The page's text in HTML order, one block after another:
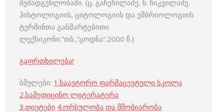
შემადგენლობაში. (ც. გაჩეჩილაძე, ნ. ჩიკვილაძე.
ჰისტოლოგიის, ციტოლოგიის და ემბრიოლოგიის
ტერმინთა განმარტებითი
ლექსიკონი.”თბ.,”ცოდნა”.2000 წ.)
გაფრთხილება!
ბმულები: 1.საავტორო ფარმაცევტული სკოლა
2.სამედიცინო ლიტერატურა
3.დიეტები 4.ორსულობა და მშობიარობა